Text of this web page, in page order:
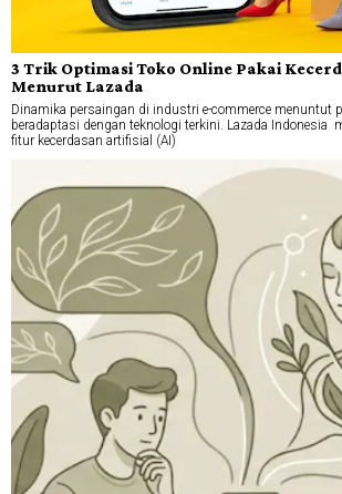
3 Trik Optimasi Toko Online Pakai
Menurut Lazada
Dinamika persaingan di industri e-commerce menuntut
beradaptasi dengan teknologi terkini. Lazada Indonesia
fitur kecerdasan artifisial (AI)